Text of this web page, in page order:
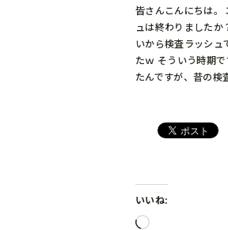
皆さんこんにちは。
ュは終わりました
いから検査ラッシュ
たｗ そういう時期
たんですが、昔の
いいね:
読